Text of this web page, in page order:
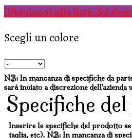
Aggiungi alla lista dei
Scegli un colore
NB: In mancanza di specifiche da
sarà inviato a discrezione dell'azienda
Specifiche
Inserire le specifiche del prodotto
taglia, etc). NB: In mancanza di